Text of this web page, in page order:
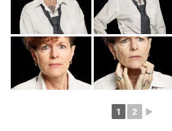
1 2 ►